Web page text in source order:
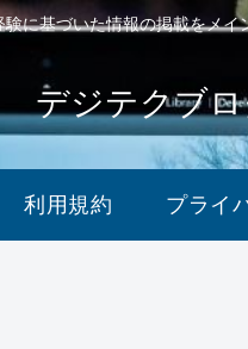
に基づいた情報の掲載をメ
デジテクブ
利用規約 プライ